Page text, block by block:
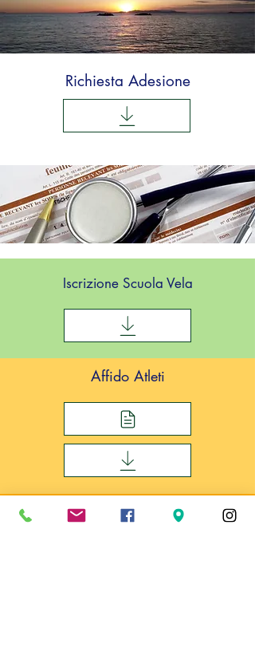
Richiesta Adesione
Iscrizione Scuola Vela
Affido Atleti
Codice di condotta - MOG